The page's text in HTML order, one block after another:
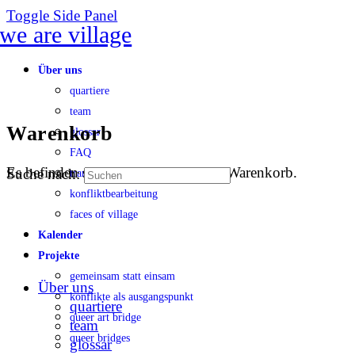
Toggle Side Panel
Über uns
quartiere
team
glossar
FAQ
transparenz
konfliktbearbeitung
faces of village
Kalender
Projekte
gemeinsam statt einsam
konflikte als ausgangspunkt
queer art bridge
queer bridges
Warenkorb
Es befinden sich keine Produkte im Warenkorb.
Suche nach:
Über uns
quartiere
team
glossar